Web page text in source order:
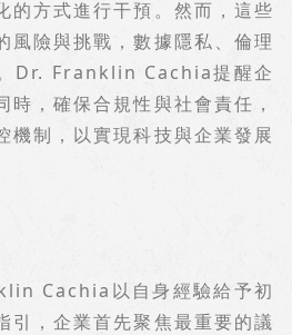
的方式進行干預。然而，這些
風險與挑戰，數據隱私、倫理
Dr. Franklin Cachia提醒企
時，確保合規性與社會責任，
機制，以實現科技與企業發展
Cachia 以自身經驗給予初
引，企業首先聚焦最重要的議